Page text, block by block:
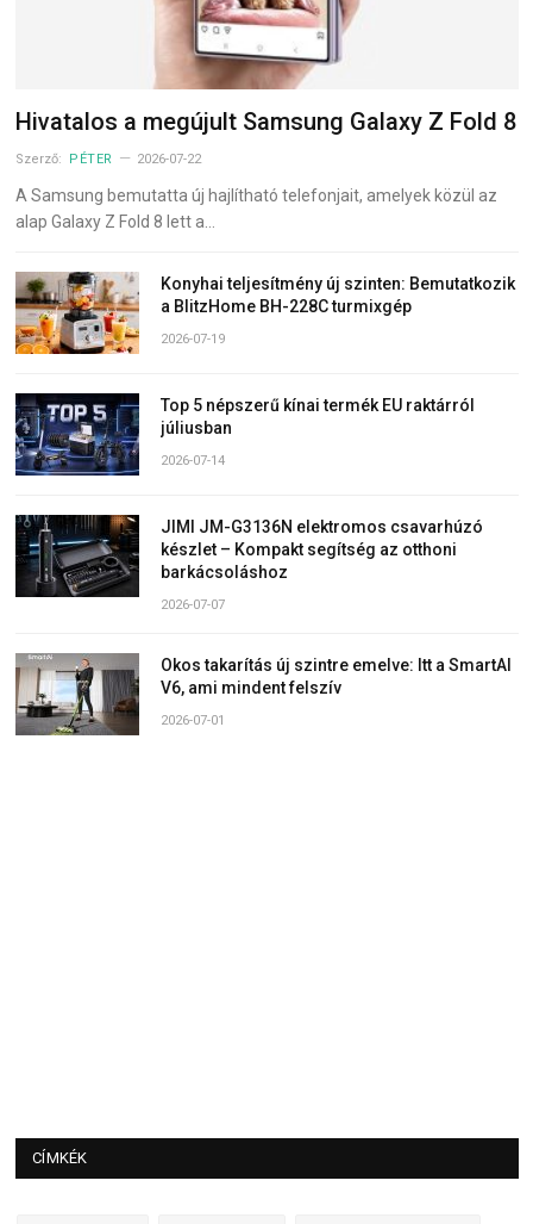
Hivatalos a megújult Samsung Galaxy Z Fold 8
Szerző: PÉTER 2026-07-22
A Samsung bemutatta új hajlítható telefonjait, amelyek közül az
alap Galaxy Z Fold 8 lett a…
Konyhai teljesítmény új szinten: Bemutatkozik
a BlitzHome BH-228C turmixgép
2026-07-19
Top 5 népszerű kínai termék EU raktárról
júliusban
2026-07-14
JIMI JM-G3136N elektromos csavarhúzó
készlet – Kompakt segítség az otthoni
barkácsoláshoz
2026-07-07
Okos takarítás új szintre emelve: Itt a SmartAI
V6, ami mindent felszív
2026-07-01
CÍMKÉK